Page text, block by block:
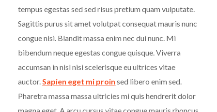
tempus egestas sed sed risus pretium quam vulputate.
Sagittis purus sit amet volutpat consequat mauris nunc
congue nisi. Blandit massa enim nec dui nunc. Mi
bibendum neque egestas congue quisque. Viverra
accumsan in nisl nisi scelerisque eu ultrices vitae
auctor.Sapien eget mi proin sed libero enim sed.
Pharetra massa massa ultricies mi quis hendrerit dolor